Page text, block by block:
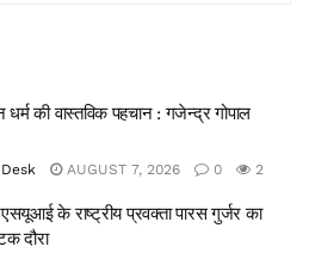
की वास्तविक पहचान : गजेन्द्र गोपाल
AUGUST 7, 2026 0 2
के राष्ट्रीय प्रवक्ता पारस गुर्जर का
दौरा